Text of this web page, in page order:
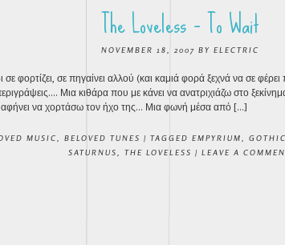
The Loveless – To Wait
NOVEMBER 18, 2007 BY ELECTRIC
φορτίζει, σε πηγαίνει αλλού (και καμιά φορά ξεχνά να σε
Μια κιθάρα που με κάνει να ανατριχιάζω στο
αφήνει να χορτάσω τον ήχο της… Μια φωνή μέσα από […]
MUSIC BELOVED TUNES | TAGGED EMPYRIUM
SATURNUS
THE LOVELESS | LEAVE A